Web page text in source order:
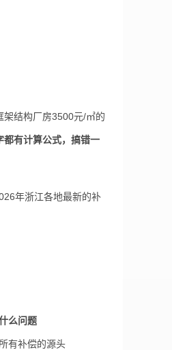
结构厂房3500元/㎡的
都有计算公式，搞错一
年浙江各地最新的补
么问题
有补偿的源头